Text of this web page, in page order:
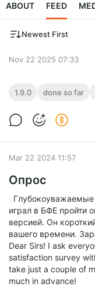
ABOUT FEED
Newest First
Nov 22 2025 07:33
Completed in
version 1.9.0. Enjoy!
1.9.0 done so far
Mar 22 2024 11:57
Опрос
Глубокоуважаемые
играл в БФЕ пройти
версией. Он
вашего времени.
Dear Sirs! I ask
satisfaction survey
take just a couple of
much in advance!